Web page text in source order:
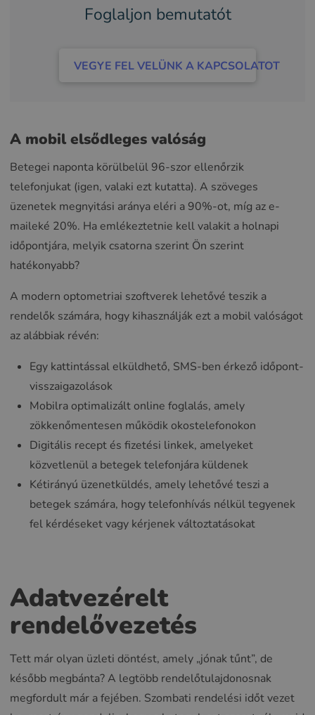
Foglaljon bemutatót
VEGYE FEL VELÜNK A KAPCSOLATOT
A mobil elsődleges valóság
Betegei naponta körülbelül 96-szor ellenőrzik
telefonjukat (igen, valaki ezt kutatta). A szöveges
üzenetek megnyitási aránya eléri a 90%-ot, míg az e-
maileké 20%. Ha emlékeztetnie kell valakit a holnapi
időpontjára, melyik csatorna szerint Ön szerint
hatékonyabb?
A modern optometriai szoftverek lehetővé teszik a
rendelők számára, hogy kihasználják ezt a mobil valóságot
az alábbiak révén:
Egy kattintással elküldhető, SMS-ben érkező időpont-
visszaigazolások
Mobilra optimalizált online foglalás, amely
zökkenőmentesen működik okostelefonokon
Digitális recept és fizetési linkek, amelyeket
közvetlenül a betegek telefonjára küldenek
Kétirányú üzenetküldés, amely lehetővé teszi a
betegek számára, hogy telefonhívás nélkül tegyenek
fel kérdéseket vagy kérjenek változtatásokat
Adatvezérelt
rendelővezetés
Tett már olyan üzleti döntést, amely „jónak tűnt”, de
később megbánta? A legtöbb rendelőtulajdonosnak
megfordult már a fejében. Szombati rendelési időt vezet